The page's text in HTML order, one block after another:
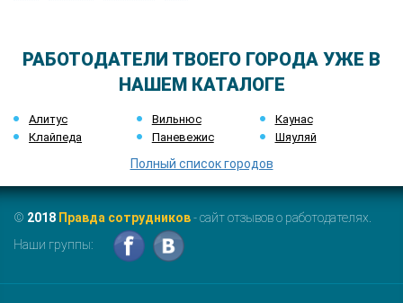
РАБОТОДАТЕЛИ ТВОЕГО ГОРОДА УЖЕ В
НАШЕМ КАТАЛОГЕ
Алитус Вильнюс
Каунас
Клайпеда
Паневежис Шяуляй
Полный список городов
© 2018 Правда сотрудников- сайт отзывов о работодателях.
Наши группы: